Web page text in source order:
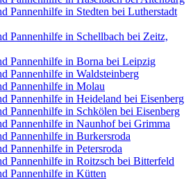
Pannenhilfe in Stedten bei Lutherstadt
Pannenhilfe in Schellbach bei Zeitz,
Pannenhilfe in Borna bei Leipzig
Pannenhilfe in Waldsteinberg
Pannenhilfe in Molau
Pannenhilfe in Heideland bei Eisenberg
Pannenhilfe in Schkölen bei Eisenberg
Pannenhilfe in Naunhof bei Grimma
Pannenhilfe in Burkersroda
Pannenhilfe in Petersroda
Pannenhilfe in Roitzsch bei Bitterfeld
Pannenhilfe in Kütten